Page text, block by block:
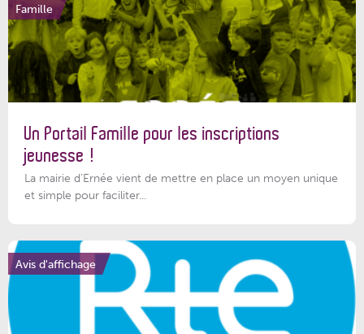
Famille
Un Portail Famille pour les inscriptions
jeunesse !
La mairie d’Ernée vient de mettre en place un moyen unique
et simple pour faciliter...
Avis d'affichage